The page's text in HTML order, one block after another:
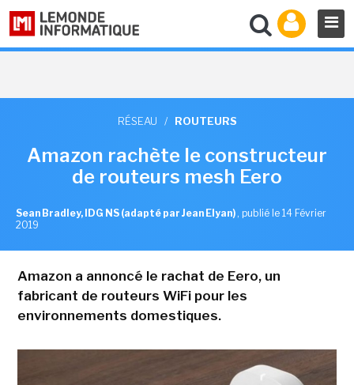
RÉSEAU / ROUTEURS
Amazon rachète le constructeur
de routeurs mesh Eero
Sean Bradley, IDG NS (adapté par Jean Elyan) , publié le 14 Février
2019
Amazon a annoncé le rachat de Eero, un
fabricant de routeurs WiFi pour les
environnements domestiques.